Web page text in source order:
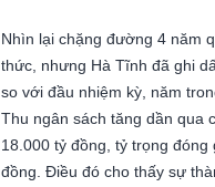
Nhìn lại chặng đường 4 năm
thức, nhưng Hà Tĩnh đã ghi
so với đầu nhiệm kỳ, năm
Thu ngân sách tăng dần qua
18.000 tỷ đồng, tỷ trọng
đồng. Điều đó cho thấy sự